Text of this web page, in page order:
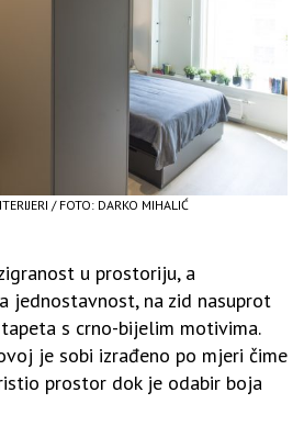
/ FOTO: DARKO MIHALIĆ
u prostoriju, a
jednostavnost, na zid nasuprot
s crno-bijelim motivima.
je sobi izrađeno po mjeri čime
prostor dok je odabir boja